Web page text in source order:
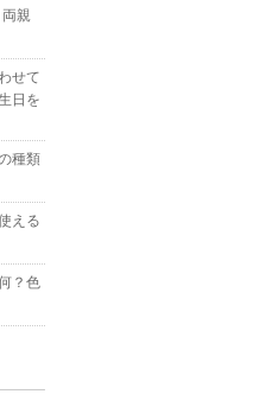
親
せて
日を
種類
える
？色